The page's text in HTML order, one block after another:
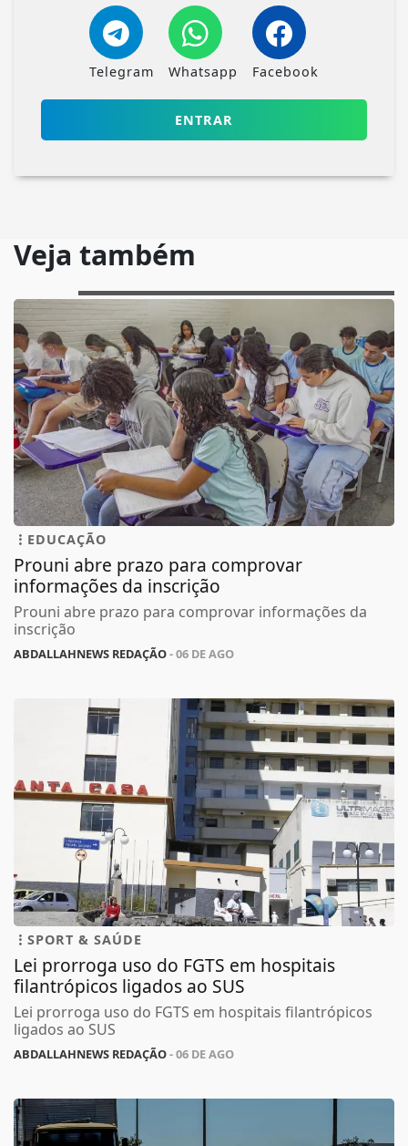
Telegram Whatsapp Facebook
ENTRAR
Veja também
EDUCAÇÃO
Prouni abre prazo para comprovar
informações da inscrição
Prouni abre prazo para comprovar informações da
inscrição
ABDALLAHNEWS REDAÇÃO- 06 DE AGO
SPORT & SAÚDE
Lei prorroga uso do FGTS em hospitais
filantrópicos ligados ao SUS
Lei prorroga uso do FGTS em hospitais filantrópicos
ligados ao SUS
ABDALLAHNEWS REDAÇÃO- 06 DE AGO